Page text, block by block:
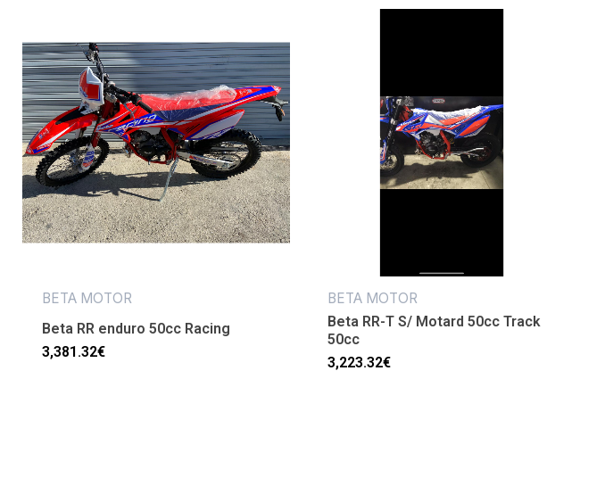
BETA MOTOR
Beta RR enduro 50cc Racing
3,381.32€
BETA MOTOR
Beta RR-T S/ Motard 50cc Track
50cc
3,223.32€